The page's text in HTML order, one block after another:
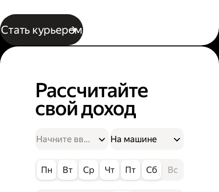
Стать курьером
Рассчитайте
свой доход
На машине
Пн Вт Ср Чт Пт Сб Вс